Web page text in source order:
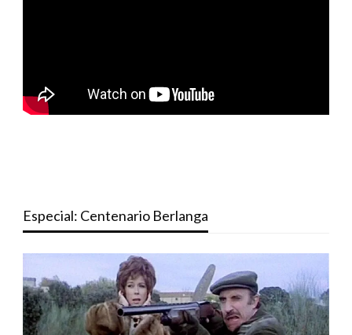
Especial: Centenario Berlanga